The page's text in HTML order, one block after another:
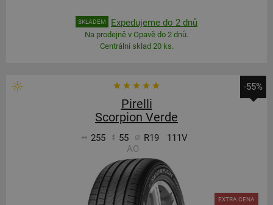
SKLADEM Expedujeme do 2 dnů
Na prodejně v Opavě do 2 dnů.
Centrální sklad 20 ks.
-55%
Pirelli
Scorpion Verde
255 55 R19
111V
AO
EXTRA CENA